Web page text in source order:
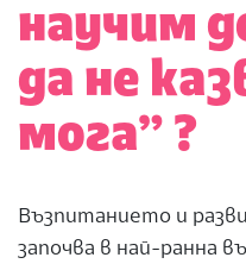
научим
да не
мога” ?
Възпитанието и
започва в най-ранна